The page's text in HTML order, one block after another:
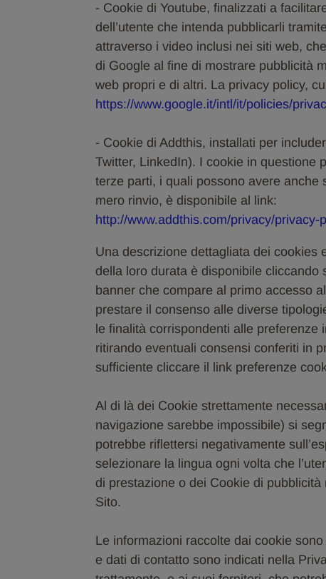
- Cookie di Youtube, finalizzati a
dell’utente che intenda pubblicarli
attraverso i video inclusi nei siti web,
di Google al fine di mostrare pubblicità
web propri e di altri. La privacy policy,
https://www.google.it/intl/it/policies/
- Cookie di Addthis, installati per
Twitter, LinkedIn). I cookie in questione
terze parti, i quali possono avere
mero rinvio, è disponibile al link:
http://www.addthis.com/privacy/privacy-
Una descrizione dettagliata dei cookies
della loro durata è disponibile cliccando
banner che compare al primo accesso
prestare il consenso alle diverse
le finalità corrispondenti alle preferenze
ritirando eventuali consensi conferiti in
sufficiente cliccare il link preferenze
Al di là dei Cookie strettamente
navigazione sarebbe impossibile) si
potrebbe riflettersi negativamente
selezionare la lingua ogni volta che
di prestazione o dei Cookie di pubblicità
Sito.
Le informazioni raccolte dai cookie
e dati di contatto sono indicati nella